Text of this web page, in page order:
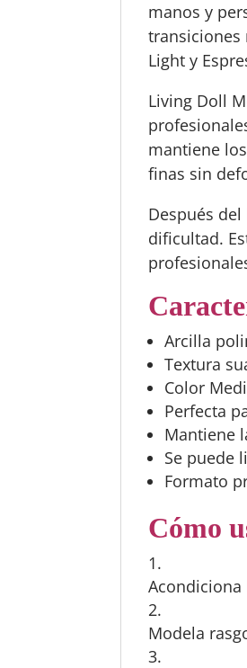
manos y
transiciones
Light y
Living Doll
mantiene
finas sin
Después
dificultad.
Arcilla
Textura
Color
Perfecta
Mantiene
Se puede
Formato
Cómo
Modela